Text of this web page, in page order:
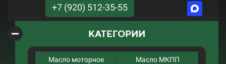
+7 (920) 512-35-55
КАТЕГОРИИ
Масло моторное Масло МКПП